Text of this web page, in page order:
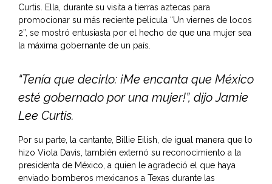
Curtis. Ella, durante su visita a tierras aztecas para
promocionar su más reciente película “Un viernes de locos
2”, se mostró entusiasta por el hecho de que una mujer sea
la máxima gobernante de un país.
“Tenía que decirlo: ¡Me encanta que México
esté gobernado por una mujer!”, dijo Jamie
Lee Curtis.
Por su parte, la cantante, Billie Eilish, de igual manera que lo
hizo Viola Davis, también externó su reconocimiento a la
presidenta de México, a quien le agradeció el que haya
enviado bomberos mexicanos a Texas durante las